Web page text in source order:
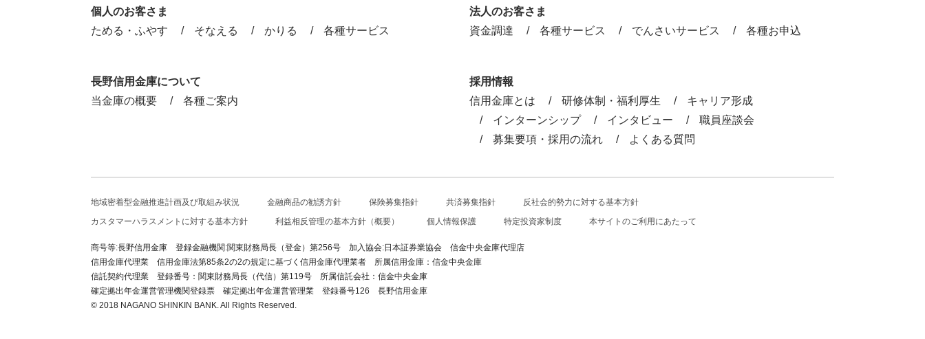
個人のお客さま
ためる・ふやす
そなえる かりる 各種サービス
法人のお客さま
資金調達
各種サービス でんさいサービス 各種お申込
長野信用金庫について
当金庫の概要
各種ご案内
採用情報
信用金庫とは
研修体制・福利厚生
キャリア形成
インターンシップ
インタビュー
職員座談会
募集要項・採用の流れ
よくある質問
地域密着型金融推進計画及び取組み状況 金融商品の勧誘方針 保険募集指針 共済募集指針
反社会的勢力に対する基本方針
カスタマーハラスメントに対する基本方針
利益相反管理の基本方針（概要） 個人情報保護 特定投資家制度 本サイトのご利用にあたって
商号等:長野信用金庫 登録金融機関:関東財務局長（登金）第256号 加入協会:日本証券業協会 信金中央金庫代理店
信用金庫代理業 信用金庫法第85条2の2の規定に基づく信用金庫代理業者 所属信用金庫：信金中央金庫
信託契約代理業 登録番号：関東財務局長（代信）第119号 所属信託会社：信金中央金庫
確定拠出年金運営管理機関登録票 確定拠出年金運営管理業 登録番号126 長野信用金庫
© 2018 NAGANO SHINKIN BANK. All Rights Reserved.